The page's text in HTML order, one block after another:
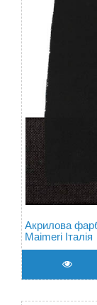
Акрилова
Maimeri Італія